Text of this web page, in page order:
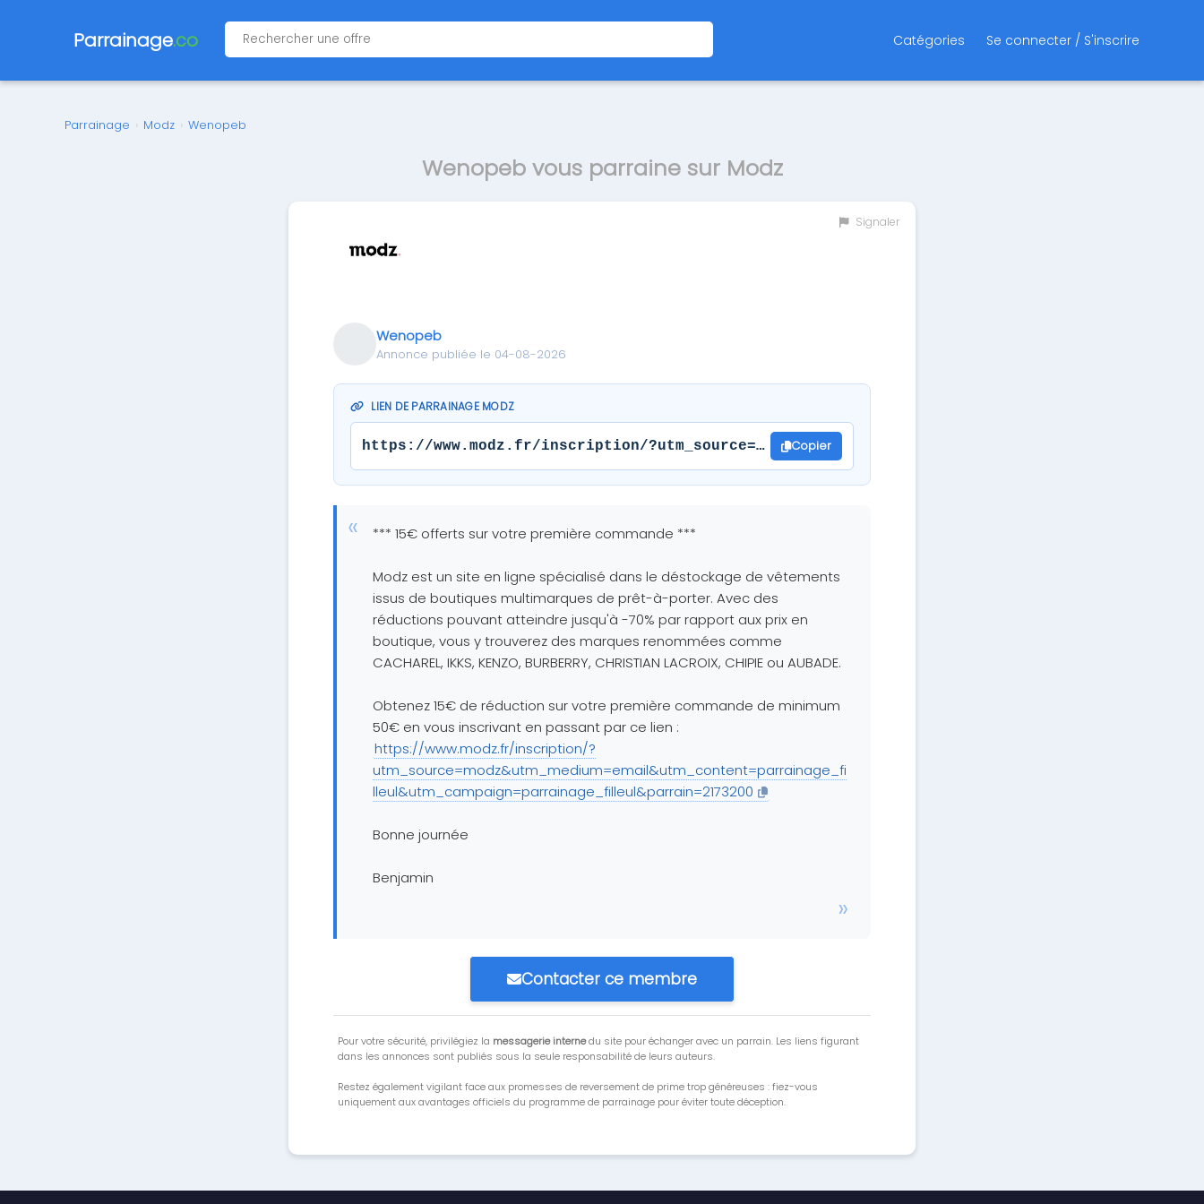
Parrainage.co Catégories Se connecter / S'inscrire
Parrainage › Modz › Wenopeb
Wenopeb vous parraine sur Modz
Signaler
Wenopeb
Annonce publiée le 04-08-2026
LIEN DE PARRAINAGE MODZ
https://www.modz.fr/inscription/ Copier
*** 15€ offerts sur votre première commande ***
Modz est un site en ligne spécialisé dans le déstockage de vêtements
issus de boutiques multimarques de prêt-à-porter. Avec des
réductions pouvant atteindre jusqu'à -70% par rapport aux prix en
boutique, vous y trouverez des marques renommées comme
CACHAREL, IKKS, KENZO, BURBERRY, CHRISTIAN LACROIX, CHIPIE ou AUBADE.
Obtenez 15€ de réduction sur votre première commande de minimum
50€ en vous inscrivant en passant par ce lien :
https://www.modz.fr/inscription/?
utm_source=modz&utm_medium=email&utm_content=parrainage_fi
lleul&utm_campaign=parrainage_filleul&parrain=2173200
Bonne journée
Benjamin
Contacter ce membre
Pour votre sécurité, privilégiez la messagerie internedu site pour échanger avec un parrain. Les liens figurant
dans les annonces sont publiés sous la seule responsabilité de leurs auteurs.
Restez également vigilant face aux promesses de reversement de prime trop généreuses : fiez-vous
uniquement aux avantages officiels du programme de parrainage pour éviter toute déception.